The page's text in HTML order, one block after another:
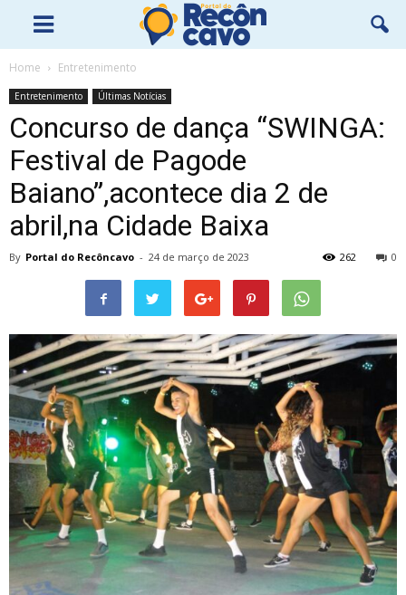
Home Entretenimento
Entretenimento Últimas Notícias
Concurso de dança “SWINGA:
Festival de Pagode
Baiano”,acontece dia 2 de
abril,na Cidade Baixa
By Portal do Recôncavo - 24 de março de 2023 0
262